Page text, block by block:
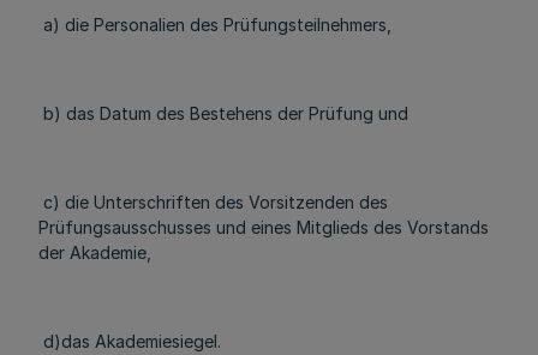
a) die Personalien des Prüfungsteilnehmers,
b) das Datum des Bestehens der Prüfung und
c) die Unterschriften des Vorsitzenden des
Prüfungsausschusses und eines Mitglieds des Vorstands
der Akademie,
d)das Akademiesiegel.